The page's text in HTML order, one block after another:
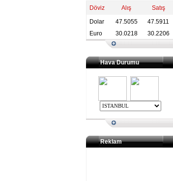
Döviz Alış
Satış
Dolar
47.5055
47.5911
Euro
30.0218 30.2206
Hava Durumu
Reklam